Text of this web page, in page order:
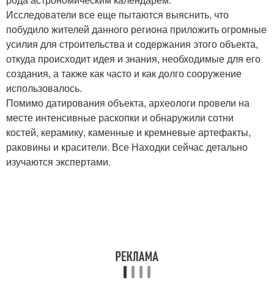
Исследователи все еще пытаются выяснить, что
побудило жителей данного региона приложить огромные
усилия для строительства и содержания этого объекта,
откуда происходит идея и знания, необходимые для его
создания, а также как часто и как долго сооружение
использовалось.
Помимо датирования объекта, археологи провели на
месте интенсивные раскопки и обнаружили сотни
костей, керамику, каменные и кремневые артефакты,
раковины и красители. Все Находки сейчас детально
изучаются экспертами.